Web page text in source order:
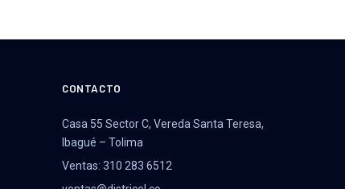
CONTACTO
Casa 55 Sector C, Vereda Santa Teresa,
Ibagué – Tolima
Ventas: 310 283 6512